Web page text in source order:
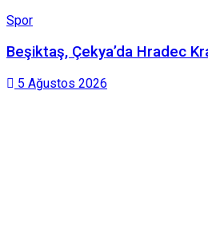
Spor
Beşiktaş, Çekya’da Hradec
5 Ağustos 2026